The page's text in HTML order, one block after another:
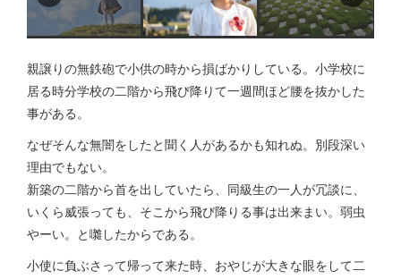
親譲りの無鉄砲で小供の時から損ばかりしている。小学校に
居る時分学校の二階から飛び降りて一週間ほど腰を抜かした
事がある。
なぜそんな無闇をしたと聞く人があるかも知れぬ。別段深い
理由でもない。
新築の二階から首を出していたら、同級生の一人が冗談に、
いくら威張っても、そこから飛び降りる事は出来まい。弱虫
やーい。と囃したからである。
小使に負ぶさって帰って来た時、おやじが大きな眼をして二